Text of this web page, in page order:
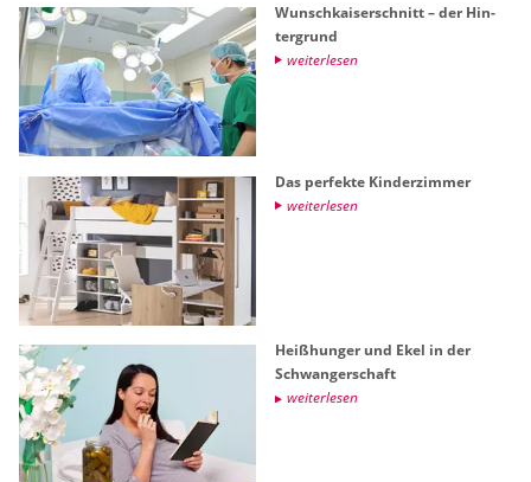
Wunsch­kai­ser­schnitt – der Hin­
ter­grund
wei­ter­le­sen
Das per­fek­te Kin­der­zim­mer
wei­ter­le­sen
Hei­ßhun­ger und Ekel in der
Schwan­ger­schaft
wei­ter­le­sen